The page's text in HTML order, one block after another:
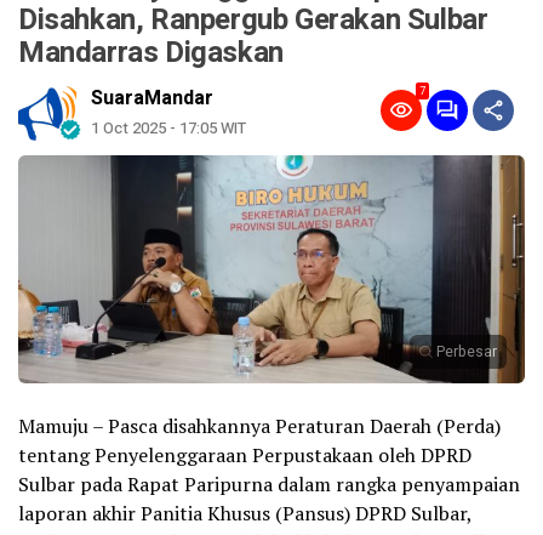
Disahkan, Ranpergub Gerakan Sulbar
Mandarras Digaskan
SuaraMandar
1 Oct 2025 - 17:05 WIT
7
Perbesar
Mamuju – Pasca disahkannya Peraturan Daerah (Perda)
tentang Penyelenggaraan Perpustakaan oleh DPRD
Sulbar pada Rapat Paripurna dalam rangka penyampaian
laporan akhir Panitia Khusus (Pansus) DPRD Sulbar,